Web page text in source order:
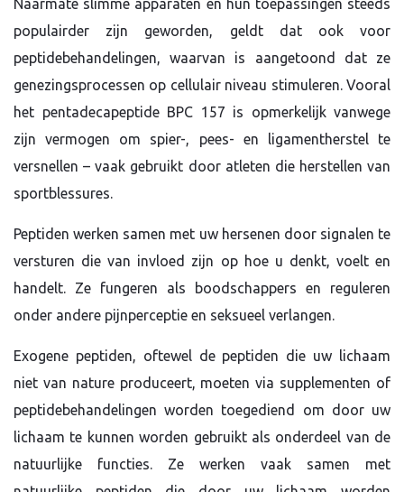
Naarmate slimme apparaten en hun toepassingen steeds
populairder zijn geworden, geldt dat ook voor
peptidebehandelingen, waarvan is aangetoond dat ze
genezingsprocessen op cellulair niveau stimuleren. Vooral
het pentadecapeptide BPC 157 is opmerkelijk vanwege
zijn vermogen om spier-, pees- en ligamentherstel te
versnellen – vaak gebruikt door atleten die herstellen van
sportblessures.
Peptiden werken samen met uw hersenen door signalen te
versturen die van invloed zijn op hoe u denkt, voelt en
handelt. Ze fungeren als boodschappers en reguleren
onder andere pijnperceptie en seksueel verlangen.
Exogene peptiden, oftewel de peptiden die uw lichaam
niet van nature produceert, moeten via supplementen of
peptidebehandelingen worden toegediend om door uw
lichaam te kunnen worden gebruikt als onderdeel van de
natuurlijke functies. Ze werken vaak samen met